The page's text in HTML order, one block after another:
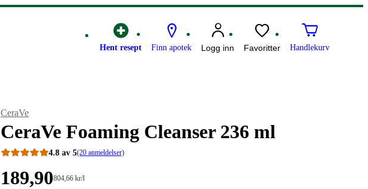
Hent resept Finn apotek Logg inn Favoritter Handlekurv
Merke:
CeraVe
CeraVe Foaming Cleanser 236 ml
4.8 av 5(20 anmeldelser)
Pris:
189,90Stykkpris:
804,66 kr/l